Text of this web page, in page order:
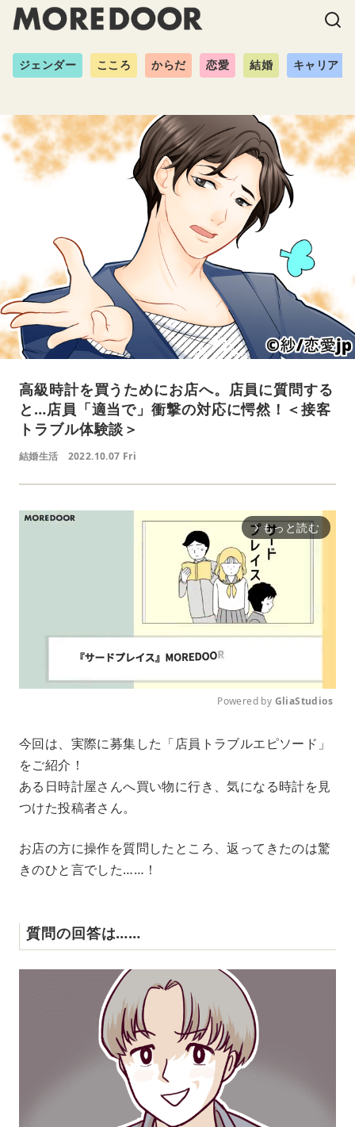
ジェンダー こころ からだ 恋愛 結婚 キャリア
高級時計を買うためにお店へ。店員に質問する
と…店員「適当で」衝撃の対応に愕然！＜接客
トラブル体験談＞
結婚生活 2022.10.07 Fri
arrow_forward_ios もっと読む
u
e
Powered by GliaStudios
今回は、実際に募集した「店員トラブルエピソード」
をご紹介！
ある日時計屋さんへ買い物に行き、気になる時計を見
つけた投稿者さん。
お店の方に操作を質問したところ、返ってきたのは驚
きのひと言でした……！
質問の回答は……